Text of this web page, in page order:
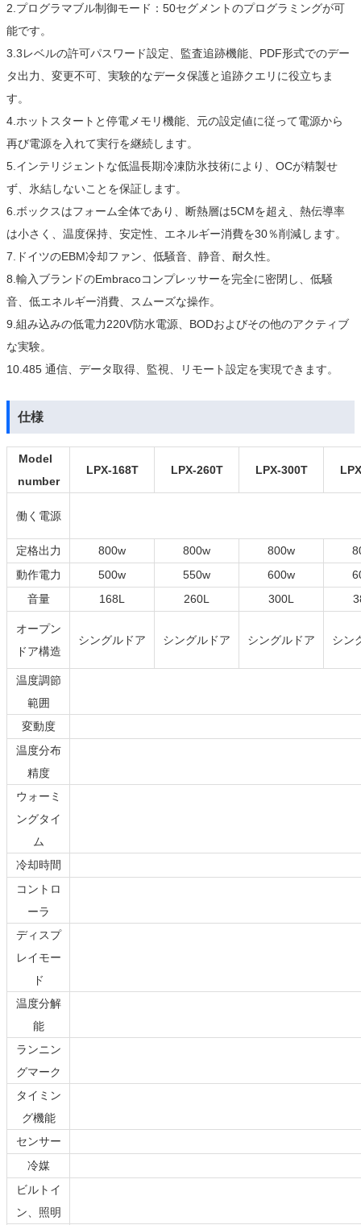
2.プログラマブル制御モード：50セグメントのプログラミングが可
能です。
3.3レベルの許可パスワード設定、監査追跡機能、PDF形式でのデー
タ出力、変更不可、実験的なデータ保護と追跡クエリに役立ちま
す。
4.ホットスタートと停電メモリ機能、元の設定値に従って電源から
再び電源を入れて実行を継続します。
5.インテリジェントな低温長期冷凍防氷技術により、OCが精製せ
ず、氷結しないことを保証します。
6.ボックスはフォーム全体であり、断熱層は5CMを超え、熱伝導率
は小さく、温度保持、安定性、エネルギー消費を30％削減します。
7.ドイツのEBM冷却ファン、低騒音、静音、耐久性。
8.輸入ブランドのEmbracoコンプレッサーを完全に密閉し、低騒
音、低エネルギー消費、スムーズな操作。
9.組み込みの低電力220V防水電源、BODおよびその他のアクティブ
な実験。
10.485 通信、データ取得、監視、リモート設定を実現できます。
仕様
Model
number
LPX-168T LPX-260T LPX-300T
働く電源
定格出力 800w 800w 800w
動作電力
500w 550w 600w
音量
168L 260L 300L
オープン
ドア構造
シングルドア シングルドア シングルドア シン
温度調節
範囲
変動度
温度分布
精度
ウォーミ
ングタイ
ム
冷却時間
コントロ
ーラ
ディスプ
レイモー
ド
温度分解
能
ランニン
グマーク
タイミン
グ機能
センサー
冷媒
ビルトイ
ン、照明